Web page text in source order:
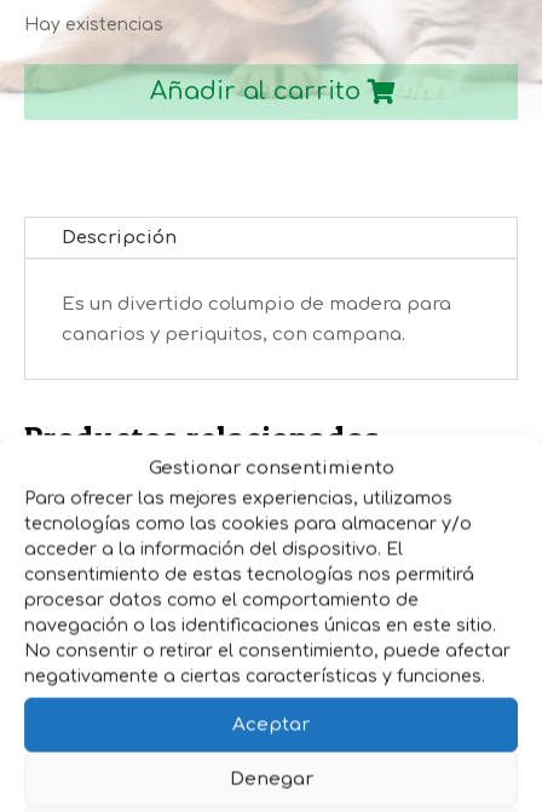
Gestionar consentimiento
Para ofrecer las mejores experiencias, utilizamos
tecnologías como las cookies para almacenar y/o
acceder a la información del dispositivo. El
consentimiento de estas tecnologías nos permitirá
procesar datos como el comportamiento de
navegación o las identificaciones únicas en este sitio.
No consentir o retirar el consentimiento, puede afectar
negativamente a ciertas características y funciones.
Aceptar
Denegar
Hay existencias
COLUMPIO
MADERA
Añadir al carrito
Descripción
Es un divertido columpio de madera para
canarios y periquitos, con campana.
Productos relacionados
PAJARERA
GALVANIZADA
NIDO YUTE
PEQUEÑO 9CM